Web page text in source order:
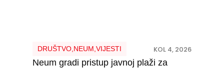
DRUŠTVO, NEUM VIJESTI KOL 4, 2026
Neum gradi pristup javnoj plaži za